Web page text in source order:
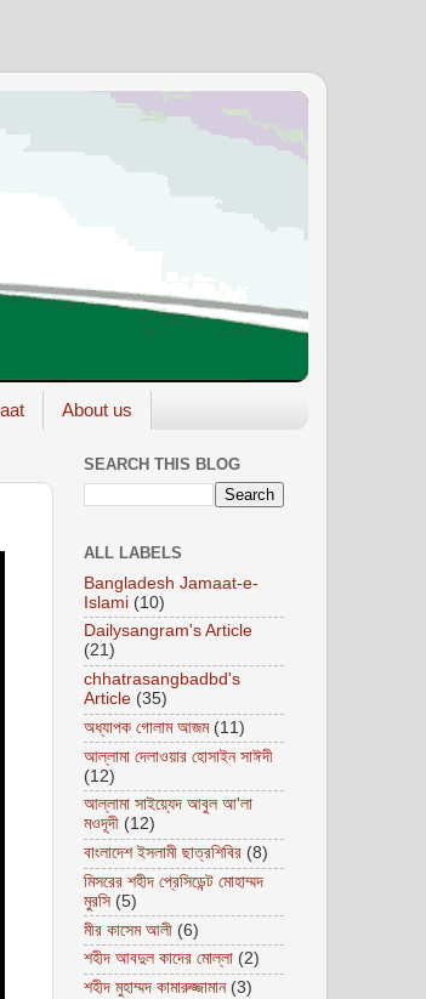
About us
SEARCH THIS BLOG
ALL LABELS
Bangladesh Jamaat-e-
Islami (10)
Dailysangram's Article
(21)
chhatrasangbadbd's
Article (35)
অধ্যাপক গোলাম আজম (11)
আল্লামা দেলাওয়ার হোসাইন সাঈদী
(12)
আল্লামা সাইয়্যেদ আবুল আ'লা
মওদূদী (12)
বাংলাদেশ ইসলামী ছাত্রশিবির (8)
মিসরের শহীদ প্রেসিডেন্ট মোহাম্মদ
মুরসি (5)
মীর কাসেম আলী (6)
শহীদ আবদুল কাদের মোল্লা (2)
শহীদ মুহাম্মদ কামারুজ্জামান (3)